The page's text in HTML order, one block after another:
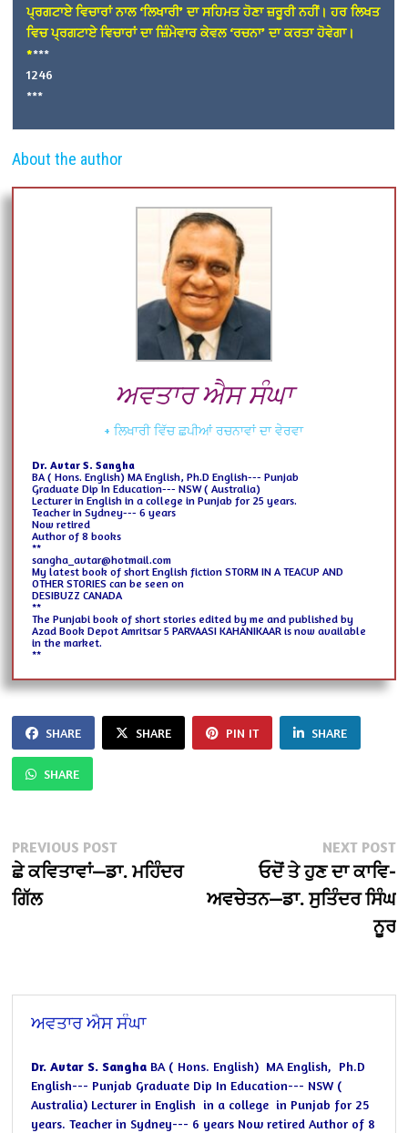
ਪ੍ਰਗਟਾਏ ਵਿਚਾਰਾਂ ਨਾਲ ‘ਲਿਖਾਰੀ’ ਦਾ ਸਹਿਮਤ ਹੋਣਾ ਜ਼ਰੂਰੀ ਨਹੀਂ। ਹਰ ਲਿਖਤ
ਵਿਚ ਪ੍ਰਗਟਾਏ ਵਿਚਾਰਾਂ ਦਾ ਜ਼ਿੰਮੇਵਾਰ ਕੇਵਲ ‘ਰਚਨਾ’ ਦਾ ਕਰਤਾ ਹੋਵੇਗਾ।
****
1246
***
About the author
ਅਵਤਾਰ ਐਸ ਸੰਘਾ
+ ਲਿਖਾਰੀ ਵਿੱਚ ਛਪੀਆਂ ਰਚਨਾਵਾਂ ਦਾ ਵੇਰਵਾ
Dr. Avtar S. Sangha
BA ( Hons. English) MA English, Ph.D English--- Punjab
Graduate Dip In Education--- NSW ( Australia)
Lecturer in English in a college in Punjab for 25 years.
Teacher in Sydney--- 6 years
Now retired
Author of 8 books
**
sangha_avtar@hotmail.com
My latest book of short English fiction STORM IN A TEACUP AND
OTHER STORIES can be seen on
DESIBUZZ CANADA
**
The Punjabi book of short stories edited by me and published by
Azad Book Depot Amritsar 5 PARVAASI KAHANIKAAR is now available
in the market.
**
SHARE SHARE PIN IT SHARE
SHARE
Post
navigation
PREVIOUS POSTPrevious
post:
ਛੇ ਕਵਿਤਾਵਾਂ—ਡਾ. ਮਹਿੰਦਰ
ਗਿੱਲ
NEXT POST
ਓਦੋਂ ਤੇ ਹੁਣ ਦਾ ਕਾਵਿ-
ਅਵਚੇਤਨ—ਡਾ. ਸੁਤਿੰਦਰ ਸਿੰਘ
ਨੂਰ
ਅਵਤਾਰ ਐਸ ਸੰਘਾ
Dr. Avtar S. Sangha BA ( Hons. English) MA English, Ph.D
English--- Punjab Graduate Dip In Education--- NSW (
Australia) Lecturer in English in a college in Punjab for 25
years. Teacher in Sydney--- 6 years Now retired Author of 8